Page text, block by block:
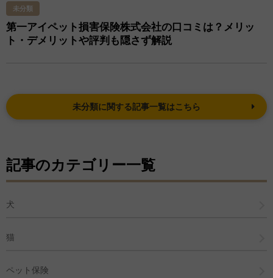
未分類
第一アイペット損害保険株式会社の口コミは？メリッ
ト・デメリットや評判も隠さず解説
未分類に関する記事一覧はこちら
記事のカテゴリー一覧
犬
猫
ペット保険